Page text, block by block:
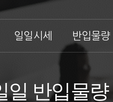
일일시세 반입물량
일 반입물량